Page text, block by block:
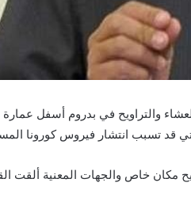
تم ضبط ١٠ أشخاص يؤدون صلاة العشاء والتراويح في بدروم
قد تسبب انتشار فيروس كورونا
مكان خاص والجهات المعنية ألقت